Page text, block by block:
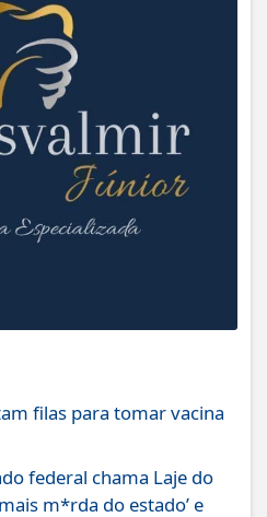
filas para tomar vacina
federal chama Laje do
m*rda do estado’ e